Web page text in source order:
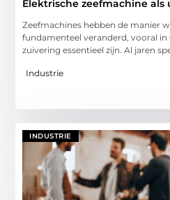
Elektrische zeefmachine
Zeefmachines hebben de manier
fundamenteel veranderd, vooral
zuivering essentieel zijn. Al jaren
Industrie
INDUSTRIE